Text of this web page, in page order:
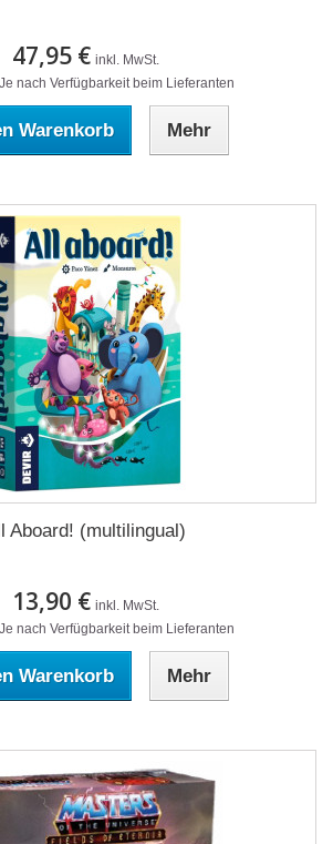
47,95 € inkl. MwSt.
nach Verfügbarkeit beim Lieferanten
Warenkorb Mehr
Aboard! (multilingual)
13,90 € inkl. MwSt.
nach Verfügbarkeit beim Lieferanten
Warenkorb Mehr